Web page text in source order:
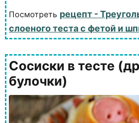
Посмотреть рецепт -
слоеного теста с фетой и
Сосиски в тесте
булочки)